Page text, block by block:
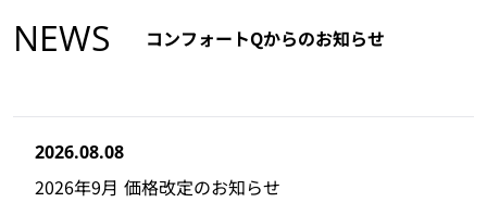
NEWS コンフォートQからのお知らせ
2026.08.08
2026年9月 価格改定のお知らせ